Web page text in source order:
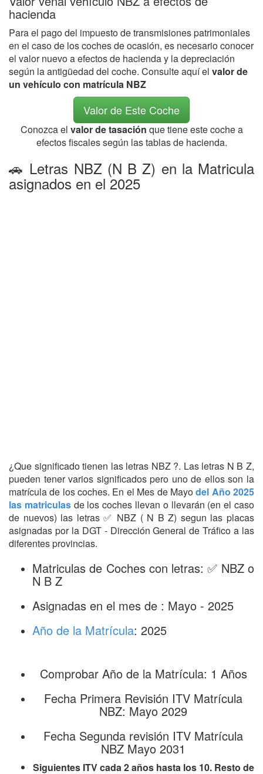
hacienda
Para el pago del impuesto de transmisiones patrimoniales
en el caso de los coches de ocasión, es necesario conocer
el valor nuevo a efectos de hacienda y la depreciación
según la antigüedad del coche. Consulte aquí el valor de
un vehículo con matrícula NBZ
Valor de Este Coche
Conozca el valor de tasación que tiene este coche a
efectos fiscales según las tablas de hacienda.
🚗 Letras NBZ (N B Z) en la Matricula
asignados en el 2025
¿Que significado tienen las letras NBZ ?. Las letras N B Z,
pueden tener varios significados pero uno de ellos son la
matrícula de los coches. En el Mes de Mayodel Año 2025
las matriculas de los coches llevan o llevarán (en el caso
de nuevos) las letras ✅ NBZ ( N B Z) segun las placas
asignadas por la DGT - Dirección General de Tráfico a las
diferentes provincias.
Matriculas de Coches con letras: ✅ NBZ o
N B Z
Asignadas en el mes de : Mayo - 2025
Año de la Matrícula: 2025
Comprobar Año de la Matrícula: 1 Años
Fecha Primera Revisión ITV Matrícula
NBZ: Mayo 2029
Fecha Segunda revisión ITV Matrícula
NBZ Mayo 2031
Siguientes ITV cada 2 años hasta los 10. Resto de